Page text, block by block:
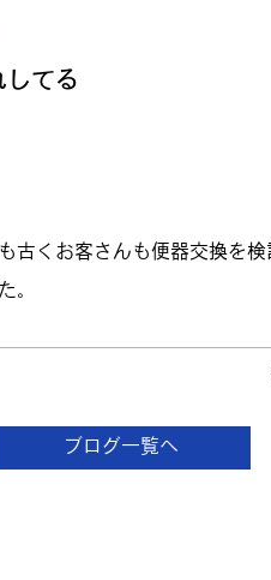
てる
古くお客さんも便器交換を
。
ブログ一覧へ